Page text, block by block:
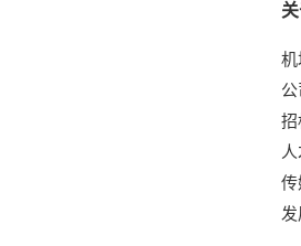
机
招
传